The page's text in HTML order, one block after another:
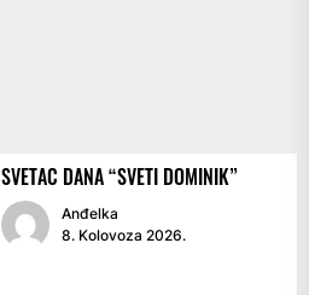
SVETAC DANA “SVETI DOMINIK”
Anđelka
8. Kolovoza 2026.